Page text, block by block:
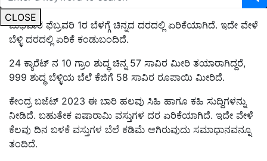
CLOSE
ಬುಧವಾರ ಫೆಬ್ರವರಿ 1ರ ಬೆಳಗ್ಗೆ ಚಿನ್ನದ ದರದಲ್ಲಿ ಏರಿಕೆಯಾಗಿದೆ. ಇದೇ ವೇಳೆ
ಬೆಳ್ಳಿ ದರದಲ್ಲಿ ಏರಿಕೆ ಕಂಡುಬಂದಿದೆ.
24 ಕ್ಯಾರೆಟ್ ನ 10 ಗ್ರಾಂ ಶುದ್ಧ ಚಿನ್ನ 57 ಸಾವಿರ ಮೀರಿ ತಯಾರಾಗಿದ್ದರೆ,
999 ಶುದ್ಧ ಬೆಳ್ಳಿಯ ಬೆಲೆ ಕೆಜಿಗೆ 58 ಸಾವಿರ ರೂಪಾಯಿ ಮೀರಿದೆ.
ಕೇಂದ್ರ ಬಜೆಟ್ 2023 ಈ ಬಾರಿ ಹಲವು ಸಿಹಿ ಹಾಗೂ ಕಹಿ ಸುದ್ದಿಗಳನ್ನು
ನೀಡಿದೆ. ಬಹುತೇಕ ಐಷಾರಾಮಿ ವಸ್ತುಗಳ ದರ ಏರಿಕೆಯಾಗಿದೆ. ಇದೇ ವೇಳೆ
ಕೆಲವು ದಿನ ಬಳಕೆ ವಸ್ತುಗಳ ಬೆಲೆ ಕಡಿಮೆ ಆಗಿರುವುದು ಸಮಾಧಾನವನ್ನೂ
ತಂದಿದೆ.